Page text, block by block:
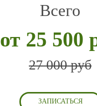
Всего
от 25 500
27 000 руб
ЗАПИСАТЬСЯ